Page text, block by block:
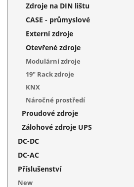
Zdroje na DIN lištu
CASE - průmyslové
Externí zdroje
Otevřené zdroje
Modulární zdroje
19" Rack zdroje
KNX
Náročné prostředí
Proudové zdroje
Zálohové zdroje UPS
DC-DC
DC-AC
Příslušenství
New